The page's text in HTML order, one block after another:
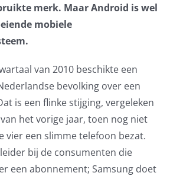
licenties
merk. Maar Android is wel
mobiele
van 2010 beschikte een
bevolking over een
is een flinke stijging, vergeleken
het vorige jaar, toen nog niet
vier een slimme telefoon bezat.
bij de consumenten die
een abonnement; Samsung doet